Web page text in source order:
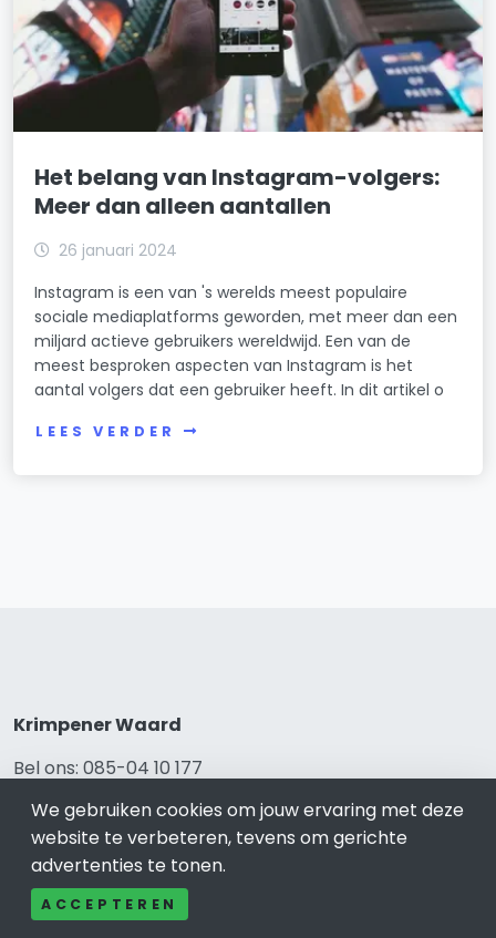
Het belang van Instagram-volgers:
Meer dan alleen aantallen
26 januari 2024
Instagram is een van 's werelds meest populaire
sociale mediaplatforms geworden, met meer dan een
miljard actieve gebruikers wereldwijd. Een van de
meest besproken aspecten van Instagram is het
aantal volgers dat een gebruiker heeft. In dit artikel o
LEES VERDER
Krimpener Waard
Bel ons: 085-04 10 177
Adverteren
Over ons
Cookieverklaring
Avg
We gebruiken cookies om jouw ervaring met deze
website te verbeteren, tevens om gerichte
advertenties te tonen.
ACCEPTEREN